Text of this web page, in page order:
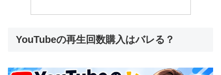
YouTubeの再生回数購入はバレる？